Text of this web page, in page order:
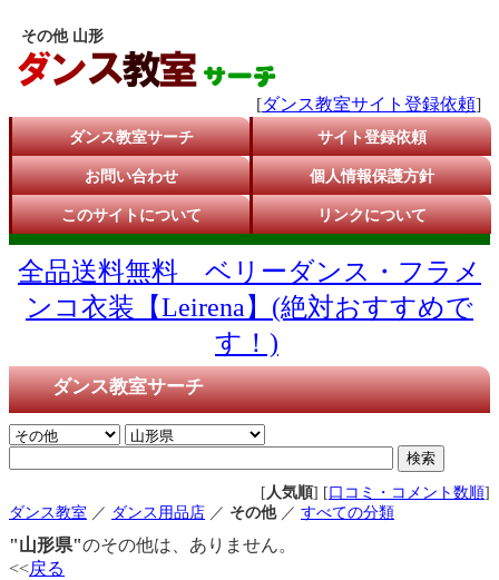
その他 山形
[ダンス教室サイト登録依頼]
ダンス教室サーチ サイト登録依頼
お問い合わせ 個人情報保護方針
このサイトについて リンクについて
全品送料無料 ベリーダンス・フラメ
ンコ衣装【Leirena】(絶対おすすめで
す！)
ダンス教室サーチ
[ 人気順] [ 口コミ・コメント数順]
ダンス教室 ／ ダンス用品店 ／ その他／ すべての分類
"山形県"のその他は、ありません。
<<戻る